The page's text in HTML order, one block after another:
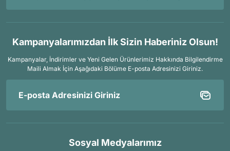
Kampanyalarımızdan İlk Sizin Haberiniz Olsun!
Kampanyalar, İndirimler ve Yeni Gelen Ürünlerimiz Hakkında Bilgilendirme
Maili Almak İçin Aşağıdaki Bölüme E-posta Adresinizi Giriniz.
Sosyal Medyalarımız